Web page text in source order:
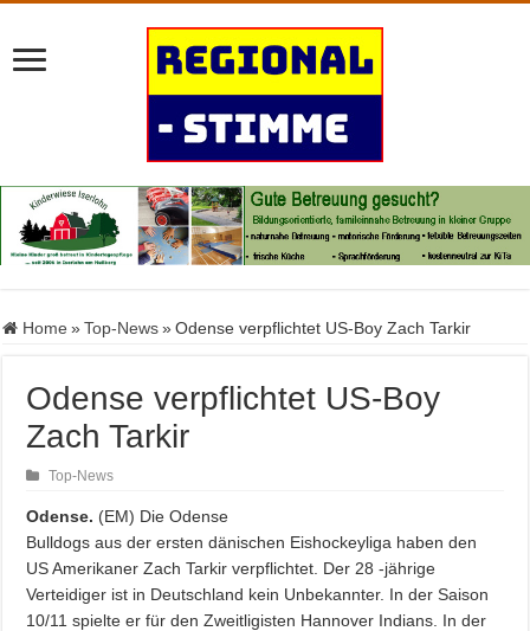
Home » Top-News » Odense verpflichtet US-Boy Zach Tarkir
Odense verpflichtet US-Boy
Zach Tarkir
Top-News
Odense. (EM) Die Odense
Bulldogs aus der ersten dänischen Eishockeyliga haben den
US Amerikaner Zach Tarkir verpflichtet. Der 28 -jährige
Verteidiger ist in Deutschland kein Unbekannter. In der Saison
10/11 spielte er für den Zweitligisten Hannover Indians. In der